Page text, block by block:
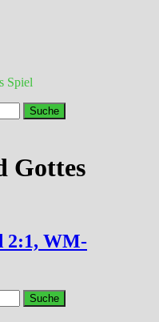
Spiel
Gottes
2:1, WM-